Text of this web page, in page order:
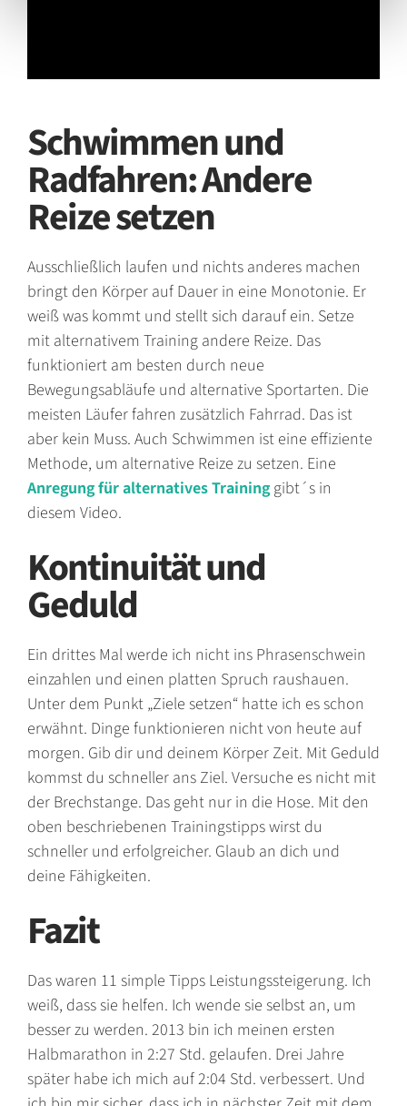
Schwimmen und
Radfahren: Andere
Reize setzen
Ausschließlich laufen und nichts anderes machen
bringt den Körper auf Dauer in eine Monotonie. Er
weiß was kommt und stellt sich darauf ein. Setze
mit alternativem Training andere Reize. Das
funktioniert am besten durch neue
Bewegungsabläufe und alternative Sportarten. Die
meisten Läufer fahren zusätzlich Fahrrad. Das ist
aber kein Muss. Auch Schwimmen ist eine effiziente
Methode, um alternative Reize zu setzen. Eine
Anregung für alternatives Traininggibt´s in
diesem Video.
Kontinuität und
Geduld
Ein drittes Mal werde ich nicht ins Phrasenschwein
einzahlen und einen platten Spruch raushauen.
Unter dem Punkt „Ziele setzen“ hatte ich es schon
erwähnt. Dinge funktionieren nicht von heute auf
morgen. Gib dir und deinem Körper Zeit. Mit Geduld
kommst du schneller ans Ziel. Versuche es nicht mit
der Brechstange. Das geht nur in die Hose. Mit den
oben beschriebenen Trainingstipps wirst du
schneller und erfolgreicher. Glaub an dich und
deine Fähigkeiten.
Fazit
Das waren 11 simple Tipps Leistungssteigerung. Ich
weiß, dass sie helfen. Ich wende sie selbst an, um
besser zu werden. 2013 bin ich meinen ersten
Halbmarathon in 2:27 Std. gelaufen. Drei Jahre
später habe ich mich auf 2:04 Std. verbessert. Und